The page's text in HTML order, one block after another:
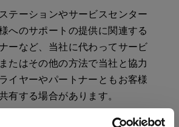
テーションやサービスセンター
へのサポートの提供に関連する
ーなど、当社に代わってサービ
たはその他の方法で当社と協力
イヤーやパートナーともお客様
有する場合があります。